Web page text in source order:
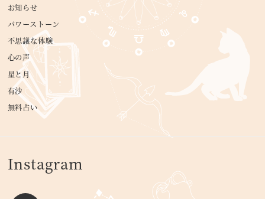
お知らせ
パワーストーン
不思議な体験
心の声
星と月
有沙
無料占い
Instagram